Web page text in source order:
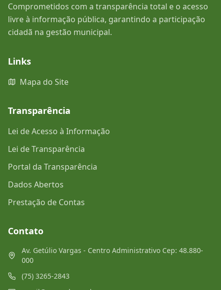
Comprometidos com a transparência total e o acesso
livre à informação pública, garantindo a participação
cidadã na gestão municipal.
Links
Mapa do Site
Transparência
Lei de Acesso à Informação
Lei de Transparência
Portal da Transparência
Dados Abertos
Prestação de Contas
Contato
Av. Getúlio Vargas - Centro Administrativo Cep: 48.880-
000
(75) 3265-2843